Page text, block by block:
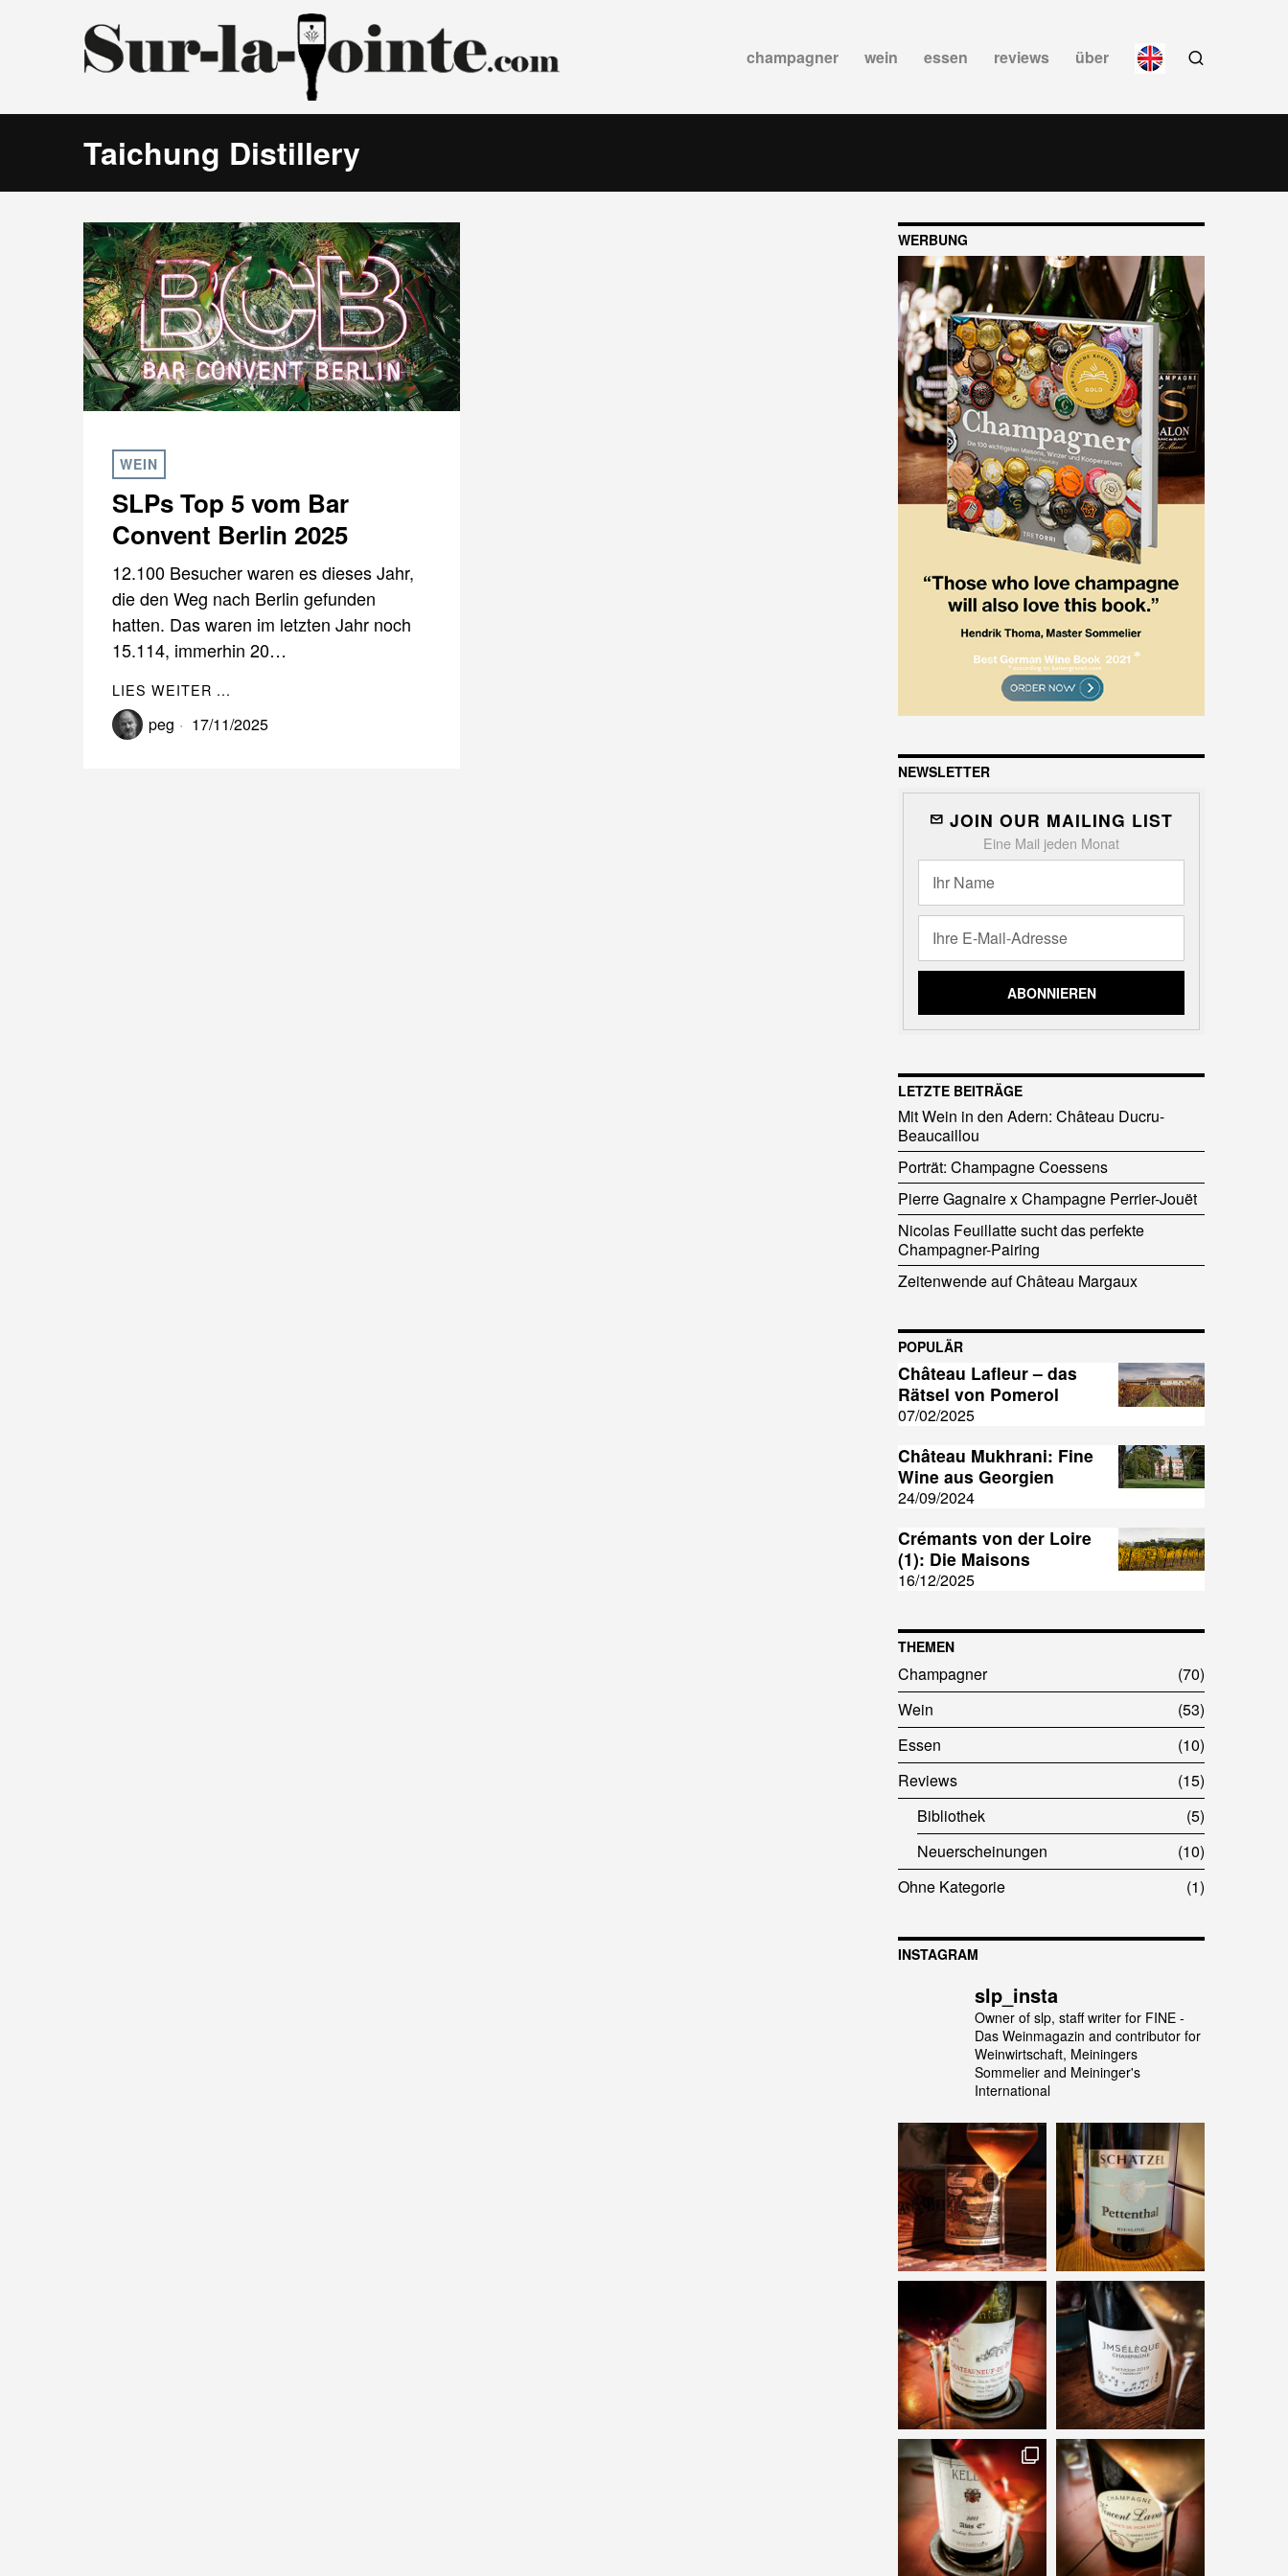
champagner wein essen reviews über
Taichung Distillery
WEIN
SLPs Top 5 vom Bar
Convent Berlin 2025
12.100 Besucher waren es dieses Jahr,
die den Weg nach Berlin gefunden
hatten. Das waren im letzten Jahr noch
15.114, immerhin 20…
LIES WEITER ...
peg 17/11/2025
WERBUNG
NEWSLETTER
JOIN OUR MAILING LIST
Eine Mail jeden Monat
LETZTE BEITRÄGE
Mit Wein in den Adern: Château Ducru-
Beaucaillou
Porträt: Champagne Coessens
Pierre Gagnaire x Champagne Perrier-Jouët
Nicolas Feuillatte sucht das perfekte
Champagner-Pairing
Zeitenwende auf Château Margaux
POPULÄR
Château Lafleur – das
Rätsel von Pomerol
07/02/2025
Château Mukhrani: Fine
Wine aus Georgien
24/09/2024
Crémants von der Loire
(1): Die Maisons
16/12/2025
THEMEN
Champagner
70
Wein
53
Essen
10
Reviews
15
Bibliothek
5
Neuerscheinungen
10
Ohne Kategorie
1
INSTAGRAM
slp_insta
Owner of slp, staff writer for FINE -
Das Weinmagazin and contributor for
Weinwirtschaft, Meiningers
Sommelier and Meininger's
International